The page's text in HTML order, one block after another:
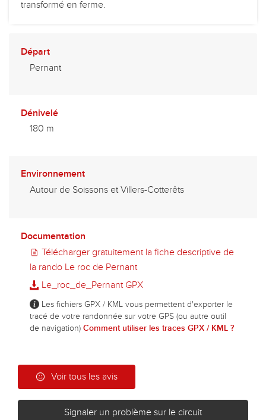
transformé en ferme.
Départ
Pernant
Dénivelé
180 m
Environnement
Autour de Soissons et Villers-Cotterêts
Documentation
Télécharger gratuitement la fiche descriptive de
la rando Le roc de Pernant
Le_roc_de_Pernant GPX
Les fichiers GPX / KML vous permettent d'exporter le
tracé de votre randonnée sur votre GPS (ou autre outil
de navigation) Comment utiliser les traces GPX / KML ?
Voir tous les avis
Signaler un problème sur le circuit